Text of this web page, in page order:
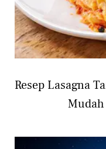
Resep Lasagna